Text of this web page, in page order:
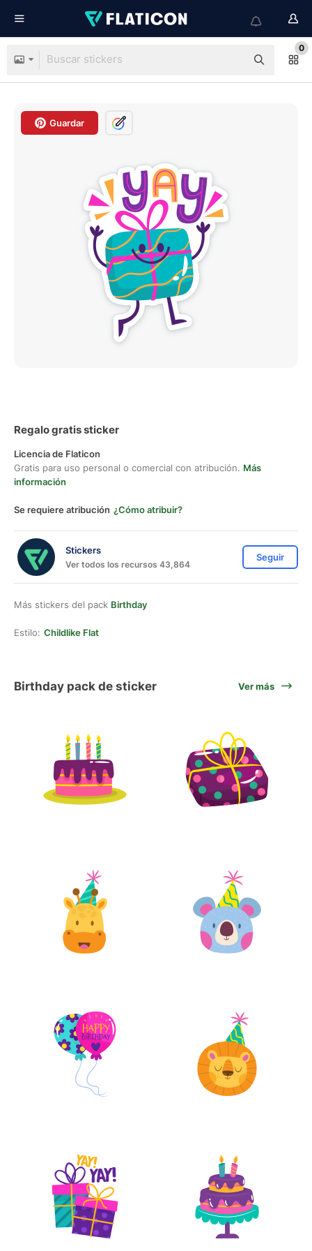
0
Guardar
Regalo gratis sticker
Licencia de Flaticon
Gratis para uso personal o comercial con atribución. Más
información
Se requiere atribución ¿Cómo atribuir?
Stickers
Ver todos los recursos 43,864
Seguir
Más stickers del pack Birthday
Estilo: Childlike Flat
Birthday pack de sticker Ver más